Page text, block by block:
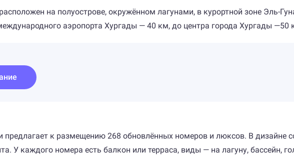
на полуострове, окружённом лагунами, в курортной зоне Эль-
аэропорта Хургады — 40 км, до центра города Хургады —50
предлагает к размещению 268 обновлённых номеров и люксов. В дизайне
У каждого номера есть балкон или терраса, виды — на лагуну, бассейн,